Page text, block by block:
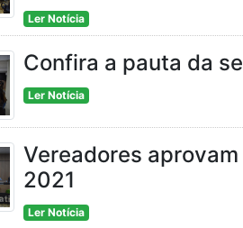
Ler Notícia
Confira a pauta da
Ler Notícia
Vereadores
2021
Ler Notícia